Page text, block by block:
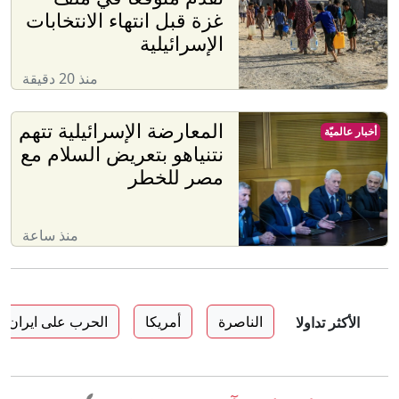
غزة قبل انتهاء الانتخابات
الإسرائيلية
منذ 20 دقيقة
المعارضة الإسرائيلية تتهم
نتنياهو بتعريض السلام مع
مصر للخطر
منذ ساعة
أخبار عالميّة
الأكثر تداولا الناصرة أمريكا الحرب على ايران